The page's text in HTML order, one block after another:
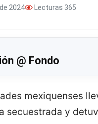
2024 Lecturas 365
@ Fondo
mexiquenses
secuestrada y